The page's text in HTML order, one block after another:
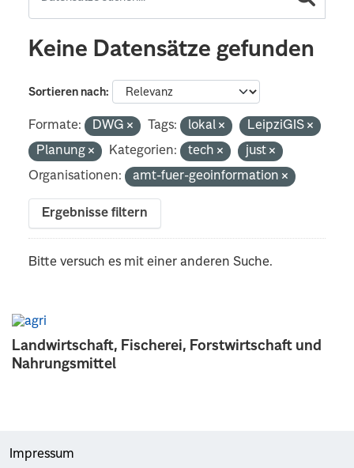
Landwirtschaft, Fischerei, Forstwirtschaft und
Nahrungsmittel
Keine Datensätze gefunden
Sortieren nach
Formate: DWG Tags: lokal
LeipziGIS
Planung
Kategorien: tech
just
Organisationen:
amt-fuer-geoinformation
Ergebnisse filtern
Bitte versuch es mit einer anderen Suche.
Impressum